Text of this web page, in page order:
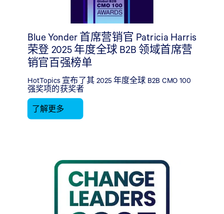
Blue Yonder 首席营销官 Patricia Harris
荣登 2025 年度全球 B2B 领域首席营
销官百强榜单
HotTopics 宣布了其 2025 年度全球 B2B CMO 100
强奖项的获奖者
了解更多